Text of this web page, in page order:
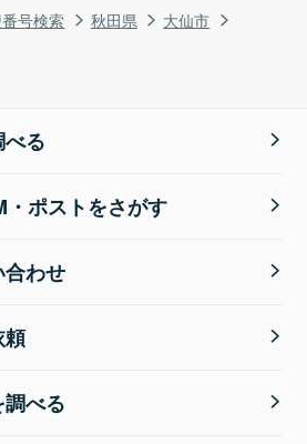
号検索 秋田県
大仙市
る
・ポストをさがす
わせ
頼
べる